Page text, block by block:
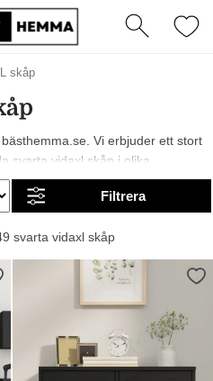
skåp
Vi erbjuder ett stort
svarta vidaxl skåp i olika
År 2026 är det trendigt med
finns allt från billiga till
Filtrera
svarta vidaxl skåp